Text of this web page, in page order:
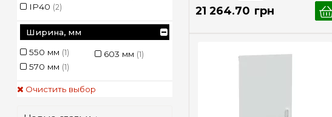
21 264.70 грн
IP40 (2)
Ширина, мм
550 мм (1)
570 мм (1)
603 мм (1)
Очистить выбор